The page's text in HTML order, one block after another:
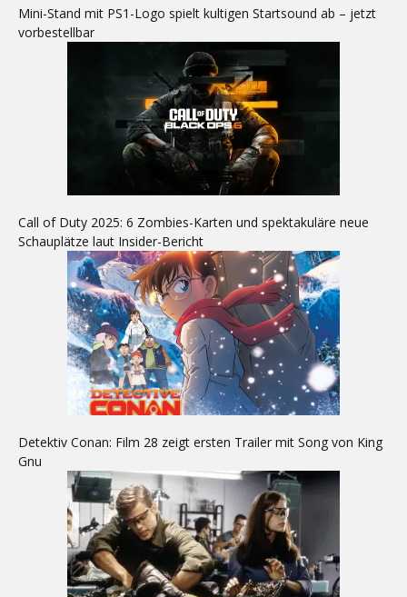
Mini-Stand mit PS1-Logo spielt kultigen Startsound ab – jetzt
vorbestellbar
Call of Duty 2025: 6 Zombies-Karten und spektakuläre neue
Schauplätze laut Insider-Bericht
Detektiv Conan: Film 28 zeigt ersten Trailer mit Song von King
Gnu